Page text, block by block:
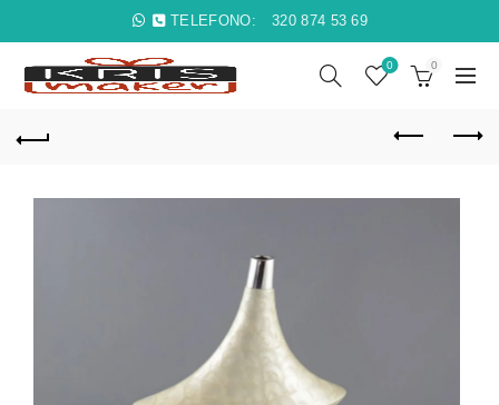
TELEFONO: 320 874 53 69
0 0